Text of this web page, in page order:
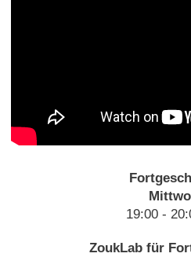
19:00 -
ZoukLab für